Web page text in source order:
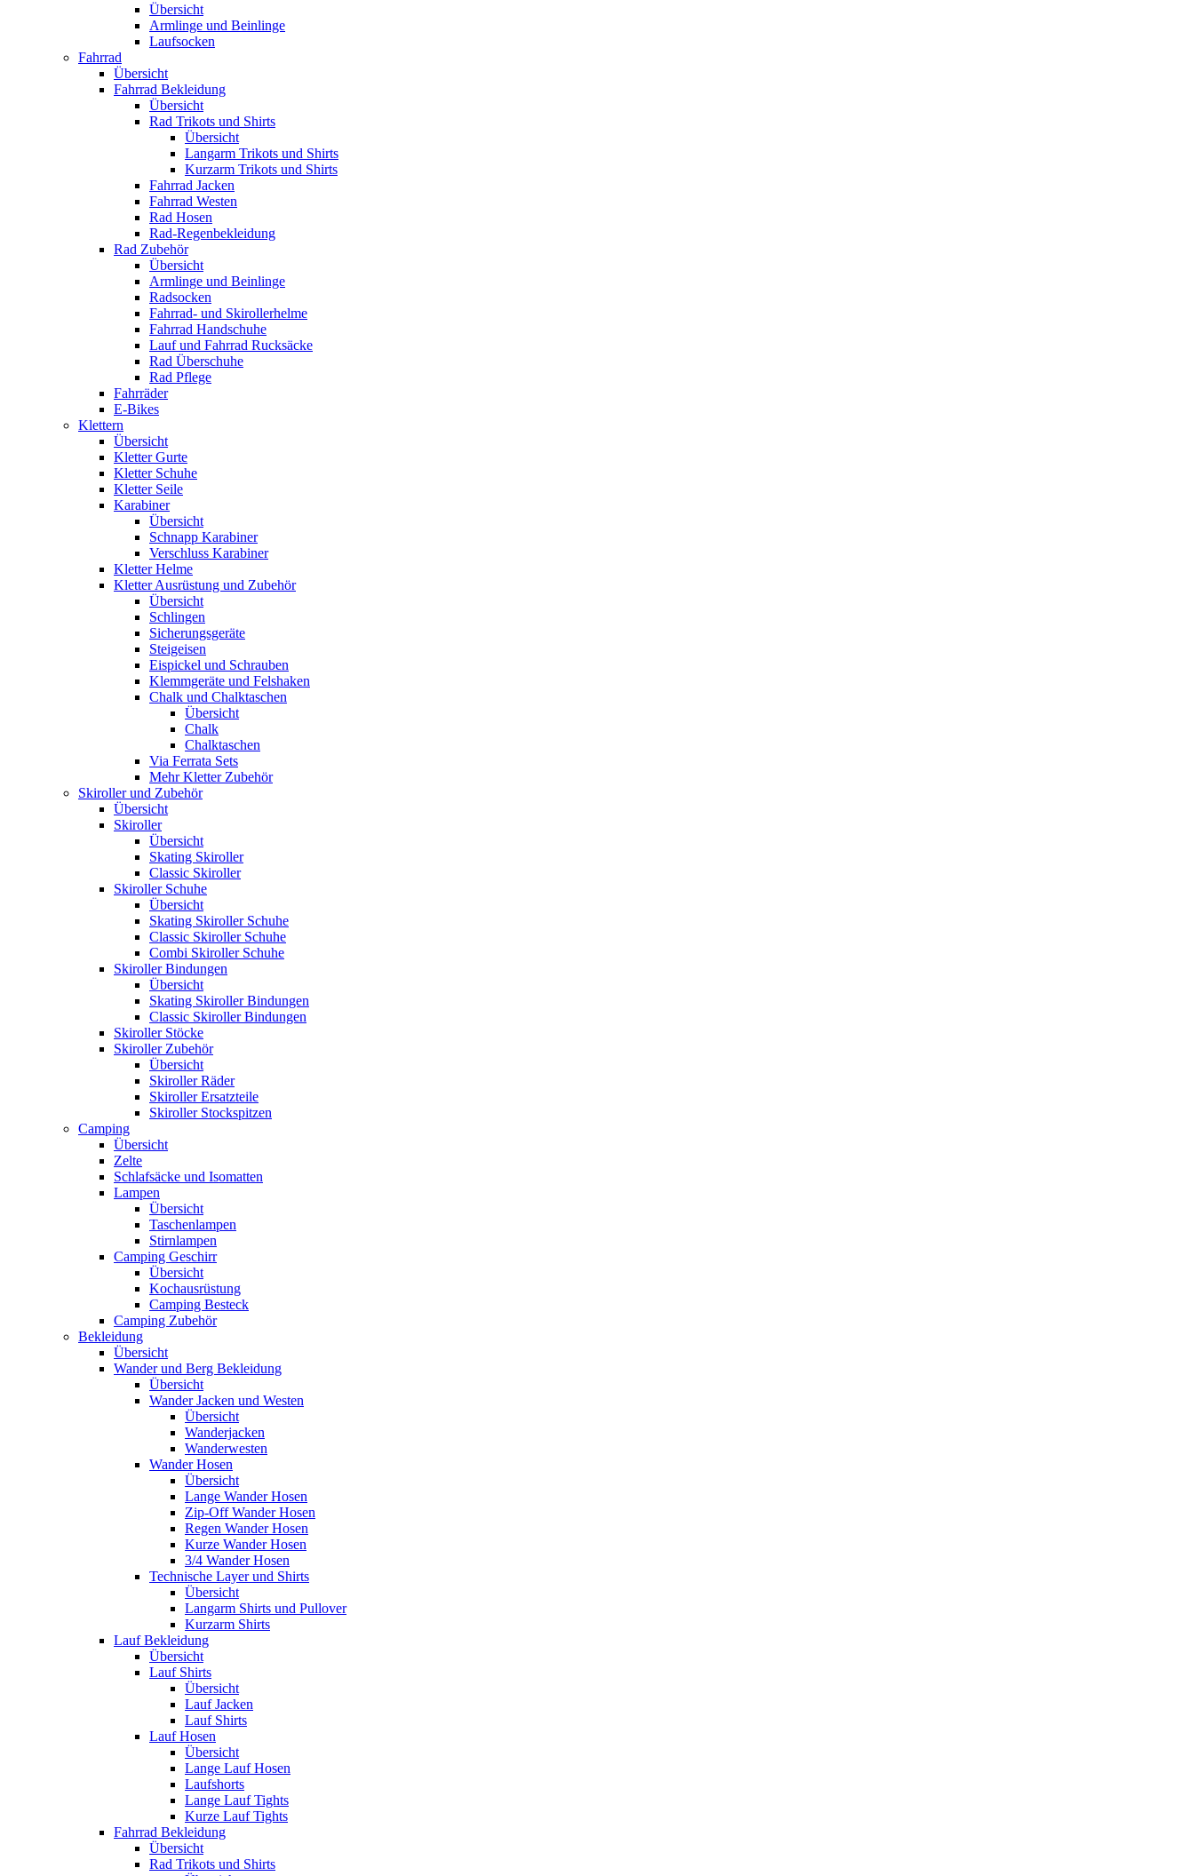
Übersicht
Armlinge und Beinlinge
Laufsocken
Fahrrad
Übersicht
Fahrrad Bekleidung
Übersicht
Rad Trikots und Shirts
Übersicht
Langarm Trikots und Shirts
Kurzarm Trikots und Shirts
Fahrrad Jacken
Fahrrad Westen
Rad Hosen
Rad-Regenbekleidung
Rad Zubehör
Übersicht
Armlinge und Beinlinge
Radsocken
Fahrrad- und Skirollerhelme
Fahrrad Handschuhe
Lauf und Fahrrad Rucksäcke
Rad Überschuhe
Rad Pflege
Fahrräder
E-Bikes
Klettern
Übersicht
Kletter Gurte
Kletter Schuhe
Kletter Seile
Karabiner
Übersicht
Schnapp Karabiner
Verschluss Karabiner
Kletter Helme
Kletter Ausrüstung und Zubehör
Übersicht
Schlingen
Sicherungsgeräte
Steigeisen
Eispickel und Schrauben
Klemmgeräte und Felshaken
Chalk und Chalktaschen
Übersicht
Chalk
Chalktaschen
Via Ferrata Sets
Mehr Kletter Zubehör
Skiroller und Zubehör
Übersicht
Skiroller
Übersicht
Skating Skiroller
Classic Skiroller
Skiroller Schuhe
Übersicht
Skating Skiroller Schuhe
Classic Skiroller Schuhe
Combi Skiroller Schuhe
Skiroller Bindungen
Übersicht
Skating Skiroller Bindungen
Classic Skiroller Bindungen
Skiroller Stöcke
Skiroller Zubehör
Übersicht
Skiroller Räder
Skiroller Ersatzteile
Skiroller Stockspitzen
Camping
Übersicht
Zelte
Schlafsäcke und Isomatten
Lampen
Übersicht
Taschenlampen
Stirnlampen
Camping Geschirr
Übersicht
Kochausrüstung
Camping Besteck
Camping Zubehör
Bekleidung
Übersicht
Wander und Berg Bekleidung
Übersicht
Wander Jacken und Westen
Übersicht
Wanderjacken
Wanderwesten
Wander Hosen
Übersicht
Lange Wander Hosen
Zip-Off Wander Hosen
Regen Wander Hosen
Kurze Wander Hosen
3/4 Wander Hosen
Technische Layer und Shirts
Übersicht
Langarm Shirts und Pullover
Kurzarm Shirts
Lauf Bekleidung
Übersicht
Lauf Shirts
Übersicht
Lauf Jacken
Lauf Shirts
Lauf Hosen
Übersicht
Lange Lauf Hosen
Laufshorts
Lange Lauf Tights
Kurze Lauf Tights
Fahrrad Bekleidung
Übersicht
Rad Trikots und Shirts